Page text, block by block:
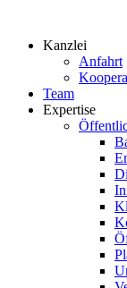
springenKanzlei
Anfahrt
Team
Expertise